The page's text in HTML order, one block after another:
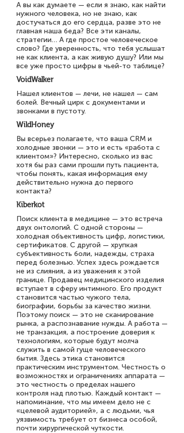
А вы как думаете — если я знаю, как найти
нужного человека, но не знаю, как
достучаться до его сердца, разве это не
главная наша беда? Все эти каналы,
стратегии… А где простое человеческое
слово? Где уверенность, что тебя услышат
не как клиента, а как живую душу? Или мы
все уже просто цифры в чьей-то таблице?
VoidWalker
Нашел клиентов — лечи, не нашел — сам
болей. Вечный цирк с документами и
звонками в пустоту.
WildHoney
Вы всерьез полагаете, что ваша CRM и
холодные звонки — это и есть «работа с
клиентом»? Интересно, сколько из вас
хотя бы раз сами прошли путь пациента,
чтобы понять, какая информация ему
действительно нужна до первого
контакта?
Kiberkot
Поиск клиента в медицине — это встреча
двух онтологий. С одной стороны —
холодная объективность цифр, логистики,
сертификатов. С другой — хрупкая
субъективность боли, надежды, страха
перед болезнью. Успех здесь рождается
не из слияния, а из уважения к этой
границе. Продавец медицинского изделия
вступает в сферу интимного. Его продукт
становится частью чужого тела,
биографии, борьбы за качество жизни.
Поэтому поиск — это не сканирование
рынка, а распознавание нужды. А работа —
не транзакция, а построение доверия к
технологиям, которые будут молча
служить в самой гуще человеческого
бытия. Здесь этика становится
практическим инструментом. Честность о
возможностях и ограничениях аппарата —
это честность о пределах нашего
контроля над плотью. Каждый контакт —
напоминание, что мы имеем дело не с
«целевой аудиторией», а с людьми, чья
уязвимость требует от бизнеса особой,
почти хирургической чуткости.